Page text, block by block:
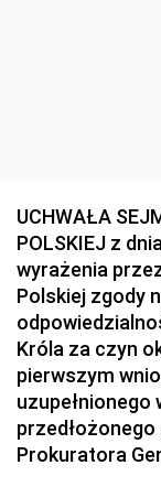
UCHWAŁA
POLSKIEJ z
wyrażenia
Polskiej zgody
Króla za czyn
pierwszym
uzupełnionego
Prokuratora